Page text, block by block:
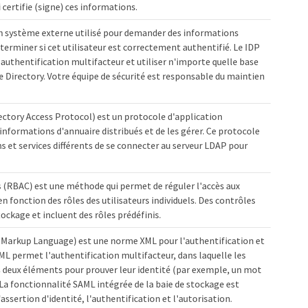
(signe) ces informations.
système externe utilisé pour demander des informations
si cet utilisateur est correctement authentifié. Le IDP
multifacteur et utiliser n'importe quelle base
Votre équipe de sécurité est responsable du maintien
Access Protocol) est un protocole d'application
d'annuaire distribués et de les gérer. Ce protocole
services différents de se connecter au serveur LDAP pour
est une méthode qui permet de réguler l'accès aux
fonction des rôles des utilisateurs individuels. Des contrôles
et incluent des rôles prédéfinis.
Language) est une norme XML pour l'authentification et
permet l'authentification multifacteur, dans laquelle les
éléments pour prouver leur identité (par exemple, un mot
fonctionnalité SAML intégrée de la baie de stockage est
d'identité, l'authentification et l'autorisation.